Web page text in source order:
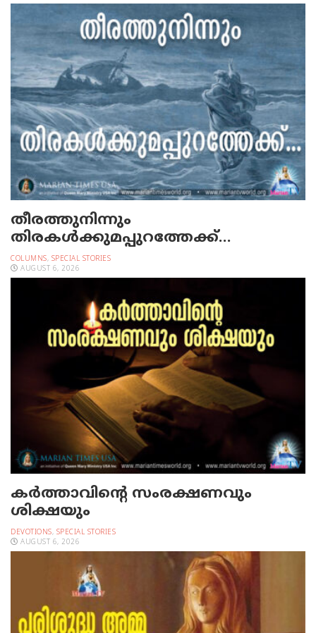
തീരത്തുനിന്നും
തിരകള്‍ക്കുമപ്പുറത്തേക്ക്…
COLUMNS, SPECIAL STORIES
AUGUST 6, 2026
കർത്താവിന്റെ സംരക്ഷണവും
ശിക്ഷയും
DEVOTIONS, SPECIAL STORIES
AUGUST 6, 2026